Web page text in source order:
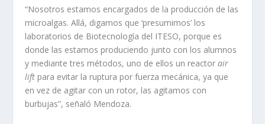
“Nosotros estamos encargados de la producción de las
microalgas. Allá, digamos que ‘presumimos’ los
laboratorios de Biotecnología del ITESO, porque es
donde las estamos produciendo junto con los alumnos
y mediante tres métodos, uno de ellos un reactorair
lift para evitar la ruptura por fuerza mecánica, ya que
en vez de agitar con un rotor, las agitamos con
burbujas”, señaló Mendoza.